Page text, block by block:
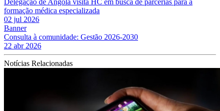
formação médica especializada
02 jul 2026
Banner
Consulta à comunidade: Gestão 2026-2030
22 abr 2026
Notícias Relacionadas